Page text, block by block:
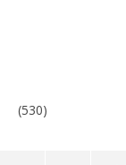
(530)